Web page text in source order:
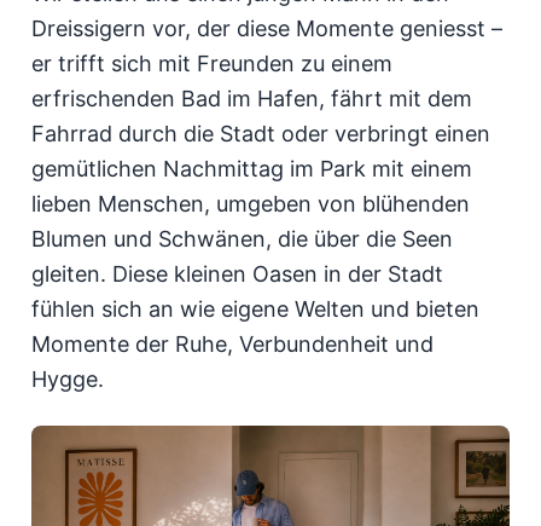
Dreissigern vor, der diese Momente geniesst –
er trifft sich mit Freunden zu einem
erfrischenden Bad im Hafen, fährt mit dem
Fahrrad durch die Stadt oder verbringt einen
gemütlichen Nachmittag im Park mit einem
lieben Menschen, umgeben von blühenden
Blumen und Schwänen, die über die Seen
gleiten. Diese kleinen Oasen in der Stadt
fühlen sich an wie eigene Welten und bieten
Momente der Ruhe, Verbundenheit und
Hygge.